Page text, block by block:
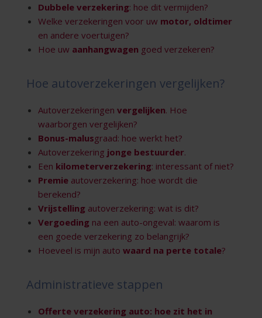
Dubbele verzekering: hoe dit vermijden?
Welke verzekeringen voor uw motor, oldtimer
en andere voertuigen?
Hoe uw aanhangwagen goed verzekeren?
Hoe autoverzekeringen vergelijken?
Autoverzekeringen vergelijken. Hoe
waarborgen vergelijken?
Bonus-malusgraad: hoe werkt het?
Autoverzekering jonge bestuurder.
Een kilometerverzekering: interessant of niet?
Premie autoverzekering: hoe wordt die
berekend?
Vrijstelling autoverzekering: wat is dit?
Vergoeding na een auto-ongeval: waarom is
een goede verzekering zo belangrijk?
Hoeveel is mijn auto waard na perte totale?
Administratieve stappen
Offerte verzekering auto: hoe zit het in